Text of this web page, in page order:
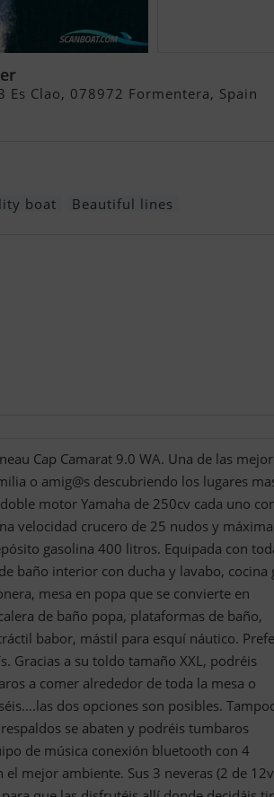
Es Clao, 078972 Formentera, Spain
boat Beautiful lines
Cap Camarat 9.0 WA. Una de las
o amig@s descubriendo los lugares
motor Yamaha de 250cv cada uno
velocidad crucero de 25 nudos y
gasolina 400 litros. Equipada con
baño interior con ducha y lavabo, cocina
mesa en popa que se convierte en
de baño popa, plataformas de baño,
babor, mástil para esquí náutico.
Gracias a su toldo tamaño XXL, podréis
a comer alrededor de toda la mesa o
dos opciones son posibles.
se abaten y podréis tumbaros
de música conexión bluetooth con 4
mejor ambiente. Sus 3 neveras (2 de